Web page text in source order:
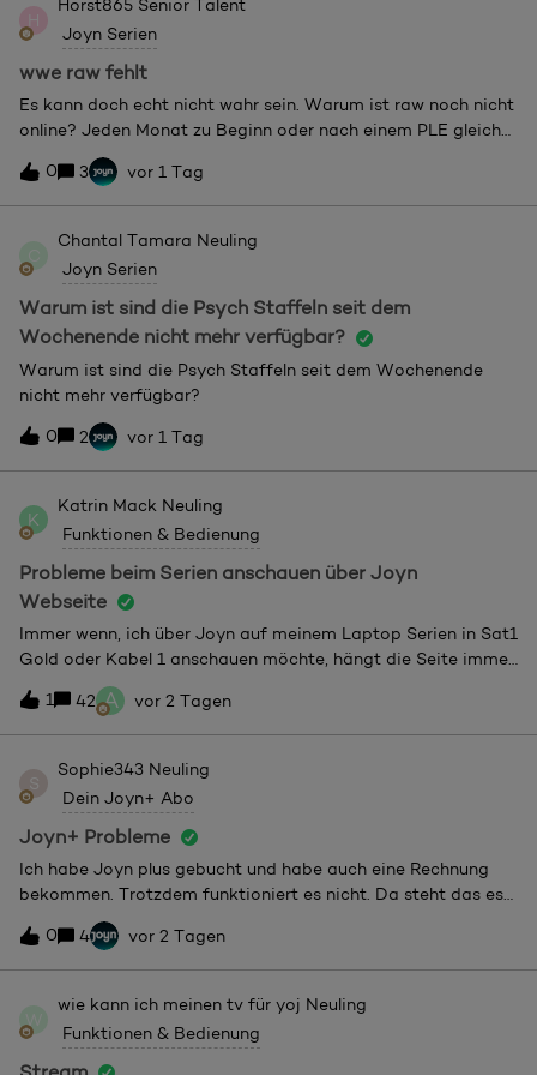
H
Horst865 Senior Talent
Joyn Serien
wwe raw fehlt
Es kann doch echt nicht wahr sein. Warum ist raw noch nicht
online? Jeden Monat zu Beginn oder nach einem PLE gleiche
Problem. Warum klappt das nicht. Da kommst von
Spätschicht und freust dich darauf ist wieder nichts
vorhanden.
0 3 vor 1 Tag
Chantal Tamara Neuling
Joyn Serien
Warum ist sind die Psych Staffeln seit dem
Wochenende nicht mehr verfügbar?
Warum ist sind die Psych Staffeln seit dem Wochenende
nicht mehr verfügbar?
0 2 vor 1 Tag
K
Katrin Mack Neuling
Funktionen & Bedienung
Probleme beim Serien anschauen über Joyn
Webseite
Immer wenn, ich über Joyn auf meinem Laptop Serien in Sat1
Gold oder Kabel 1 anschauen möchte, hängt die Seite immer
wieder. Das Bild steht und es zeigt mir das Ladesymbol
an. Ich habe schon die Seite neu geladen, den Browser
geschlossen und wieder geöffnet und sogar den Laptop
komplett neu gestartet. Dann habe ich die Cookies und den
Verlauf gelöscht. Dies alles hat nichts gebracht. Die Seite
hängt sich immer wieder auf mitten in der Serie.
1 42 A vor 2 Tagen
Sophie343 Neuling
Dein Joyn+ Abo
Joyn+ Probleme
Ich habe Joyn plus gebucht und habe auch eine Rechnung
bekommen. Trotzdem funktioniert es nicht. Da steht das es
Kommunikationsprobleme zwischen Apple und Joyn gibt.
Wie geht es jetzt weiter und wie kann ich mein bezahltes
Joyn Abo benutzten?
0 4 vor 2 Tagen
wie kann ich meinen tv für yoj Neuling
Funktionen & Bedienung